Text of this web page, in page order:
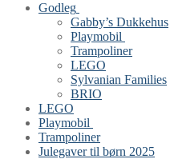
Godleg
Gabby’s Dukkehus
Playmobil
Trampoliner
LEGO
Sylvanian Families
BRIO
LEGO
Playmobil
Trampoliner
Julegaver til børn 2025